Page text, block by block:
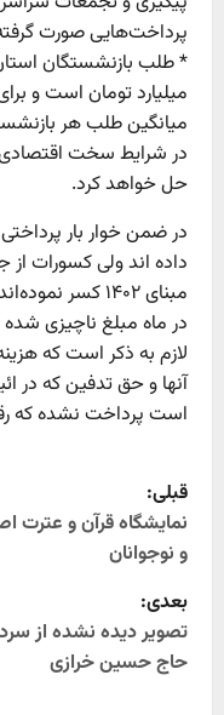
پرداخت‌هایی صورت
در شرایط سخت اقتصادی
حل خواهد کرد.
داده اند ولی کسورات از
مبنای ۱۴۰۲ کسر
در ماه مبلغ ناچیزی
لازم به ذکر است که
آنها و حق تدفین که در
است پرداخت نشده که
P
o
s
t
n
قبلی:
نمایشگاه قرآن و عترت
و نوجوانان
بعدی:
تصویر دیده نشده از
حاج حسین خرازی